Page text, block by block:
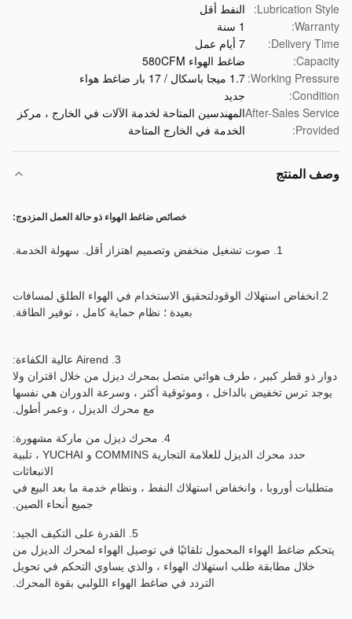
Lubrication
النفط أقل
Delivery
7 أيام عمل
ضاغط الهواء 580CFM
Working 1.7 ميجا باسكال / 17 بار ضاغط هواء
After-Salesالمهندسين المتاحة لخدمة الآلات في الخارج ، مركز
الخدمة في الخارج المتاحة
المنتج
خصائص ضاغط الهواء ذو ​​حالة العمل المزدوج:
انخفاض استهلاك الوقودلتحقيق الاستخدام في الهواء الطلق لمسافات
بعيدة ؛ نظام حماية كامل ، توفير الطاقة.
ذو قطر كبير ، طرف هوائي متصل بمحرك ديزل من خلال اقتران ولا
ترس تخفيض بالداخل ، وموثوقية أكثر ، وسرعة الدوران هي نفسها
مع محرك الديزل ، وعمر أطول.
حدد محرك الديزل للعلامة التجارية COMMINS و YUCHAI ، تلبية
الانبعاثات
أوروبا ، وانخفاض استهلاك النفط ، ونظام خدمة ما بعد البيع في
جميع أنحاء الصين.
ضاغط الهواء المحمول تلقائيًا في توصيل الهواء لمحرك الديزل من
خلال مطابقة طلب استهلاك الهواء ، والذي يساوي التحكم في تحويل
التردد في ضاغط الهواء اللولبي بقوة المحرك.